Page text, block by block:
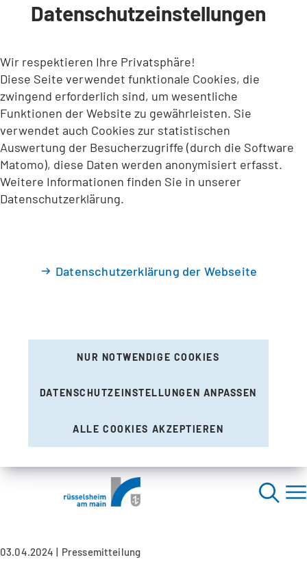
INHALT ANSPRINGEN
Datenschutzeinstellungen
Wir respektieren Ihre Privatsphäre!
Diese Seite verwendet funktionale Cookies, die
zwingend erforderlich sind, um wesentliche
Funktionen der Website zu gewährleisten. Sie
verwendet auch Cookies zur statistischen
Auswertung der Besucherzugriffe (durch die Software
Matomo), diese Daten werden anonymisiert erfasst.
Weitere Informationen finden Sie in unserer
Datenschutzerklärung.
Datenschutzerklärung der Webseite
NUR NOTWENDIGE COOKIES
DATENSCHUTZEINSTELLUNGEN ANPASSEN
ALLE COOKIES AKZEPTIEREN
03.04.2024 Pressemitteilung